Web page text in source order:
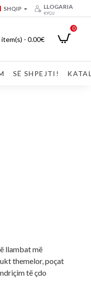
SHQIP LLOGARIA
KYÇU
item(s) - 0.00€
0
SË SHPEJTI!
llambat më
themelor, poçat
të çdo